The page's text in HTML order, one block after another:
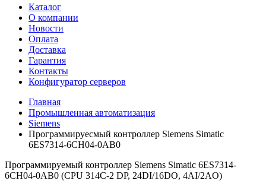
Каталог
О компании
Новости
Оплата
Доставка
Гарантия
Контакты
Конфигуратор серверов
Главная
Промышленная автоматизация
Siemens
Программируесмый контроллер Siemens Simatic
6ES7314-6CH04-0AB0
Программируемый контроллер Siemens Simatic 6ES7314-
6CH04-0AB0 (CPU 314C-2 DP, 24DI/16DO, 4AI/2AO)